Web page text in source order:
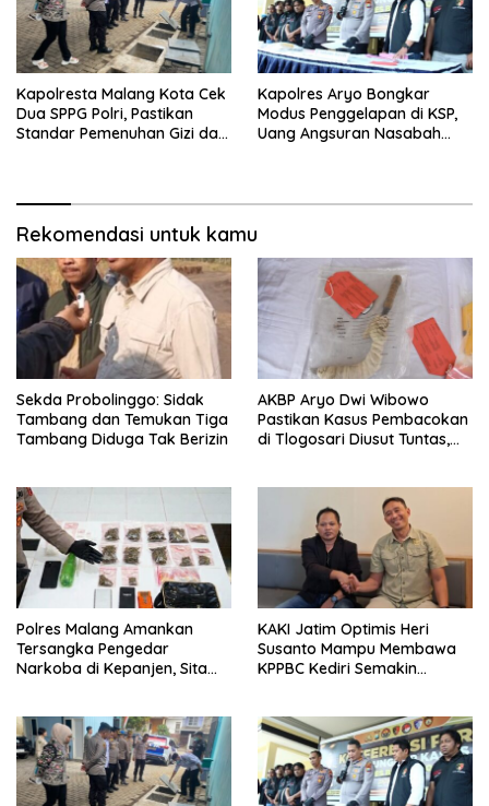
Kapolresta Malang Kota Cek
Dua SPPG Polri, Pastikan
Standar Pemenuhan Gizi dan
Kapolres Aryo Bongkar
Modus Penggelapan di KSP,
Uang Angsuran Nasabah
Rekomendasi untuk kamu
Sekda Probolinggo: Sidak
Tambang dan Temukan Tiga
Tambang Diduga Tak Berizin
AKBP Aryo Dwi Wibowo
Pastikan Kasus Pembacokan
di Tlogosari Diusut Tuntas,
Polres Malang Amankan
Tersangka Pengedar
Narkoba di Kepanjen, Sita
KAKI Jatim Optimis Heri
Susanto Mampu Membawa
KPPBC Kediri Semakin